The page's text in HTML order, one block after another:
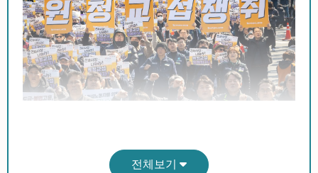
업재해를 근절하기 위한 투쟁의 달로 만들어 왔다.
전체보기